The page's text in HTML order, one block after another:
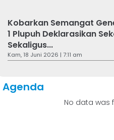
Kobarkan Semangat
1 Plupuh Deklarasikan
Sekaligus...
Kam, 18 Juni 2026 | 7:11 am
Agenda
No data was